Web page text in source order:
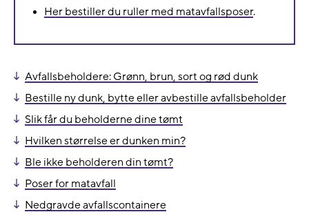
Her bestiller du ruller med matavfallsposer.
Avfallsbeholdere: Grønn, brun, sort og rød dunk
Bestille ny dunk, bytte eller avbestille avfallsbeholder
Slik får du beholderne dine tømt
Hvilken størrelse er dunken min?
Ble ikke beholderen din tømt?
Poser for matavfall
Nedgravde avfallscontainere